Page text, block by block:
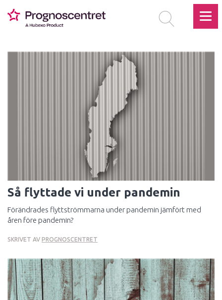
Så flyttade vi under pandemin
Förändrades flyttströmmarna under pandemin jämfört med
åren före pandemin?
SKRIVET AV PROGNOSCENTRET